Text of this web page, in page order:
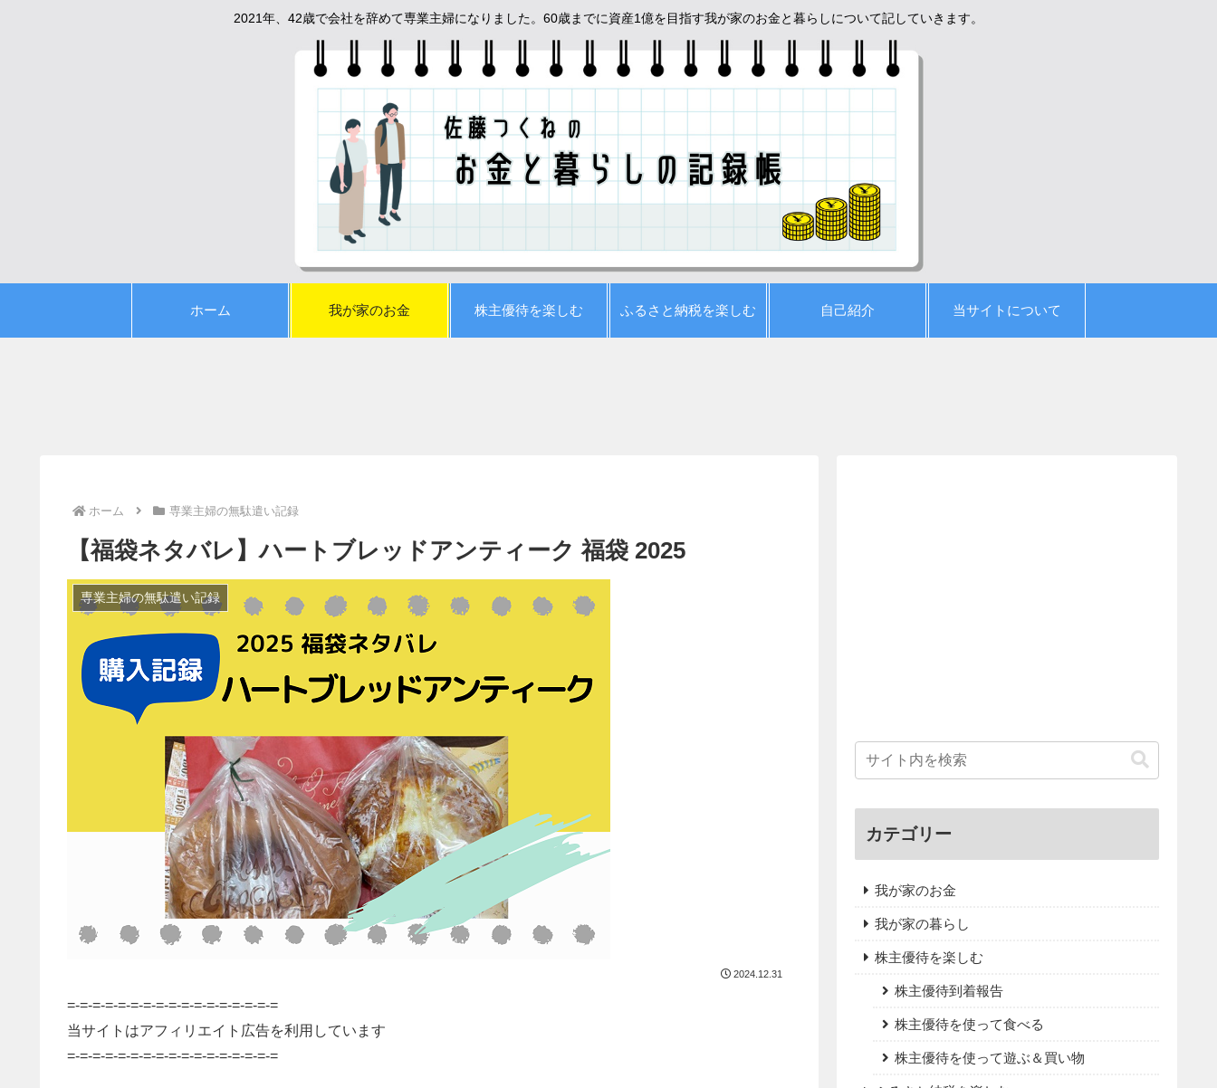
2021年、42歳で会社を辞めて専業主婦になりました。60歳までに資産1億を目指す我が家のお金と暮らしについて記していきます。
ホーム 我が家のお金 株主優待を楽しむ ふるさと納税を楽しむ 自己紹介 当サイトについて
ホーム 専業主婦の無駄遣い記録
【福袋ネタバレ】ハートブレッドアンティーク 福袋 2025
専業主婦の無駄遣い記録
2024.12.31
=-=-=-=-=-=-=-=-=-=-=-=-=-=-=-=-=
当サイトはアフィリエイト広告を利用しています
=-=-=-=-=-=-=-=-=-=-=-=-=-=-=-=-=
カテゴリー
我が家のお金
我が家の暮らし
株主優待を楽しむ
株主優待到着報告
株主優待を使って食べる
株主優待を使って遊ぶ＆買い物